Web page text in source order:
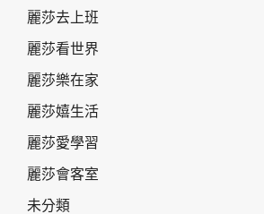
麗莎去上班
麗莎看世界
麗莎樂在家
麗莎嬉生活
麗莎愛學習
麗莎會客室
未分類